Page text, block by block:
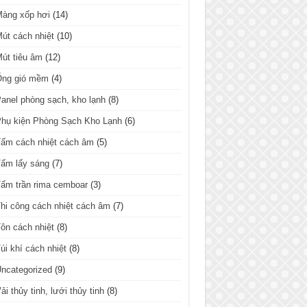
xốp hơi (14)
cách nhiệt (10)
tiêu âm (12)
gió mềm (4)
phòng sạch, kho lạnh (8)
kiện Phòng Sạch Kho Lạnh (6)
cách nhiệt cách âm (5)
lấy sáng (7)
trần rima cemboar (3)
công cách nhiệt cách âm (7)
cách nhiệt (8)
khí cách nhiệt (8)
(9)
thủy tinh, lưới thủy tinh (8)